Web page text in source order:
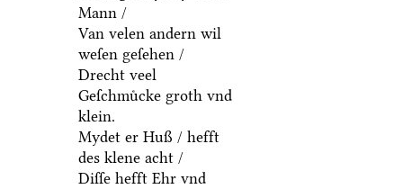
Mann /
Van velen andern wil
weſen geſehen /
Drecht veel
Geſchmuͤcke groth vnd
klein.
Mydet er Huß / hefft
des klene acht /
Diſſe hefft Ehr vnd